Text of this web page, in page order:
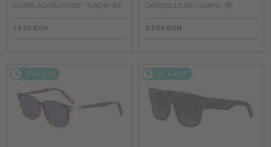
DIORBLACKSUIT S12F - 10A0 V - 54
1 420 RON
DIORESILLE S1F - 20A1 O - 55
2 396 RON
2-4 ZILE 2-4 ZILE